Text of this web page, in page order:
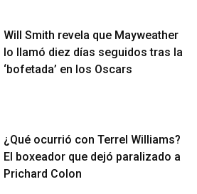
Will Smith revela que Mayweather
lo llamó diez días seguidos tras la
‘bofetada’ en los Oscars
¿Qué ocurrió con Terrel Williams?
El boxeador que dejó paralizado a
Prichard Colon